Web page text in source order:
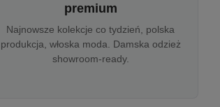
premium
Najnowsze kolekcje co tydzień, polska
produkcja, włoska moda. Damska odzież
showroom-ready.